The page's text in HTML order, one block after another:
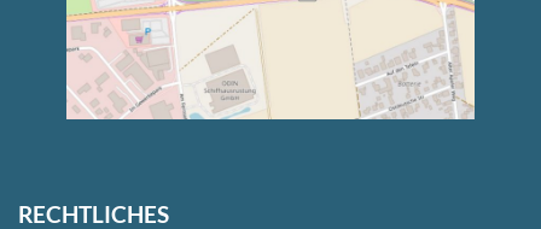
RECHTLICHES